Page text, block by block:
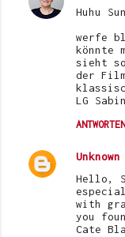
Huhu
werfe
könnte
sieht
der
LG
ANTWORTEN
Unknown
Hello,
with
you
Cate